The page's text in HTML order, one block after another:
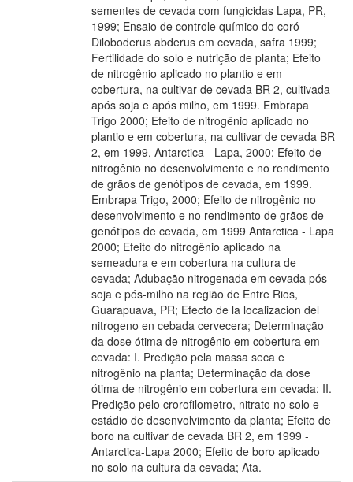
sementes de cevada com fungicidas Lapa, PR,
1999; Ensaio de controle químico do coró
Diloboderus abderus em cevada, safra 1999;
Fertilidade do solo e nutrição de planta; Efeito
de nitrogênio aplicado no plantio e em
cobertura, na cultivar de cevada BR 2, cultivada
após soja e após milho, em 1999. Embrapa
Trigo 2000; Efeito de nitrogênio aplicado no
plantio e em cobertura, na cultivar de cevada BR
2, em 1999, Antarctica - Lapa, 2000; Efeito de
nitrogênio no desenvolvimento e no rendimento
de grãos de genótipos de cevada, em 1999.
Embrapa Trigo, 2000; Efeito de nitrogênio no
desenvolvimento e no rendimento de grãos de
genótipos de cevada, em 1999 Antarctica - Lapa
2000; Efeito do nitrogênio aplicado na
semeadura e em cobertura na cultura de
cevada; Adubação nitrogenada em cevada pós-
soja e pós-milho na região de Entre Rios,
Guarapuava, PR; Efecto de la localizacion del
nitrogeno en cebada cervecera; Determinação
da dose ótima de nitrogênio em cobertura em
cevada: I. Predição pela massa seca e
nitrogênio na planta; Determinação da dose
ótima de nitrogênio em cobertura em cevada: II.
Predição pelo crorofilometro, nitrato no solo e
estádio de desenvolvimento da planta; Efeito de
boro na cultivar de cevada BR 2, em 1999 -
Antarctica-Lapa 2000; Efeito de boro aplicado
no solo na cultura da cevada; Ata.